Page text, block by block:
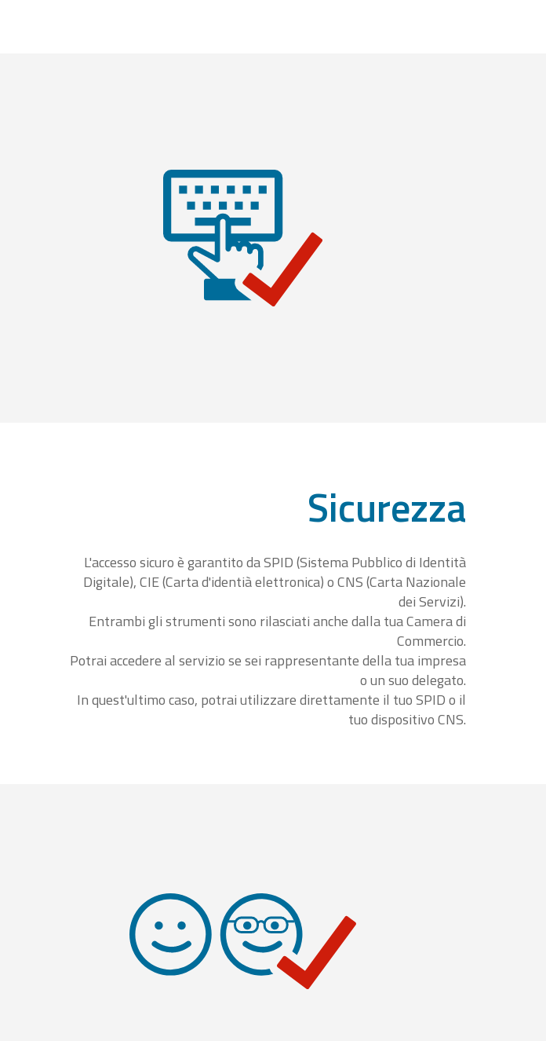
Sicurezza
L'accesso sicuro è garantito da SPID (Sistema Pubblico di Identità
Digitale), CIE (Carta d'identià elettronica) o CNS (Carta Nazionale
dei Servizi).
Entrambi gli strumenti sono rilasciati anche dalla tua Camera di
Commercio.
Potrai accedere al servizio se sei rappresentante della tua impresa
o un suo delegato.
In quest'ultimo caso, potrai utilizzare direttamente il tuo SPID o il
tuo dispositivo CNS.